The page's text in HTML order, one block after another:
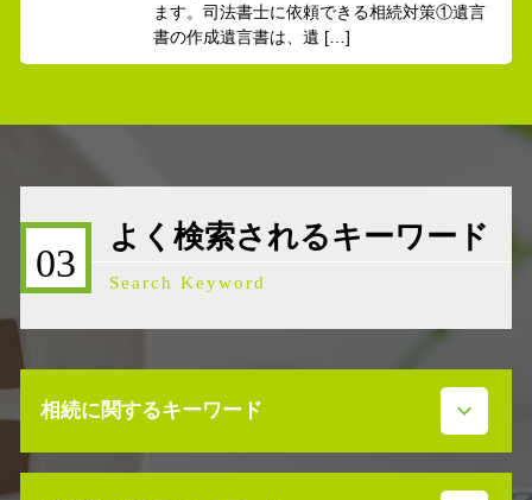
ます。司法書士に依頼できる相続対策①遺言
書の作成遺言書は、遺 […]
03
よく検索されるキーワード
Search Keyword
相続に関するキーワード